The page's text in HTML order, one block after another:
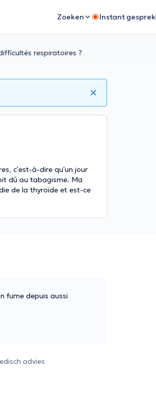
Zoeken Instant gesprek
respiratoires ?
c'est-à-dire qu'un jour
dû au tabagisme. Ma
de la thyroïde et est-ce
fume depuis aussi
advies